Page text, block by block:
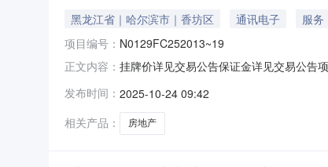
黑龙江省｜哈尔滨市｜香坊区 通讯电子
服务
项目编号： N0129FC252013~19
正文内容： 挂牌价详见交易公告保证金详见交易公告
房产有《房屋所有权证》、《土地使用权
发布时间： 2025-10-24 09:42
相关产品：
房地产